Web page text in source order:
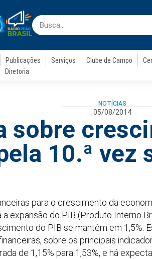
Publicações Serviços Clube de Campo
Diretoria
NOTÍCIAS
05/08/2014
sobre
10.ª vez
para o crescimento da
expansão do PIB (Produto Interno
do PIB se mantém em 1,5%.
sobre os principais
de 1,15% para 1,53%, e há